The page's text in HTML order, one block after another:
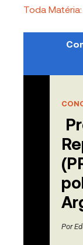
Toda
Por